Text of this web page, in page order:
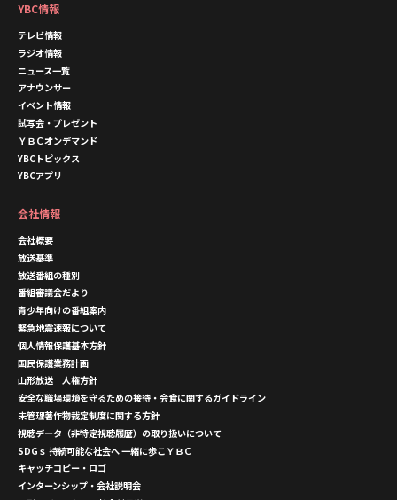
YBC情報
テレビ情報
ラジオ情報
ニュース一覧
アナウンサー
イベント情報
試写会・プレゼント
ＹＢＣオンデマンド
YBCトピックス
YBCアプリ
会社情報
会社概要
放送基準
放送番組の種別
番組審議会だより
青少年向けの番組案内
緊急地震速報について
個人情報保護基本方針
国民保護業務計画
山形放送 人権方針
安全な職場環境を守るための接待・会食に関するガイドライン
未管理著作物裁定制度に関する方針
視聴データ（非特定視聴履歴）の取り扱いについて
SDGｓ 持続可能な社会へ 一緒に歩こＹＢＣ
キャッチコピー・ロゴ
インターンシップ・会社説明会